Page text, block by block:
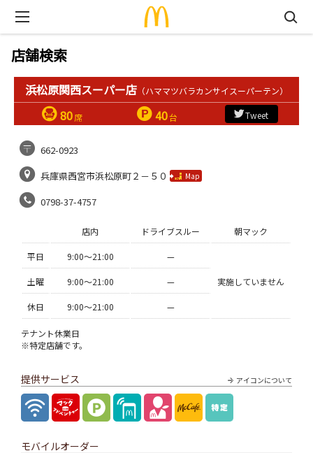
店舗検索
浜松原関西スーパー店 （ハママツバラカンサイスーパーテン）
80席 40台 Tweet
662-0923
兵庫県西宮市浜松原町２－５０
Map
0798-37-4757
店内 ドライブスルー 朝マック
平日 9:00〜21:00 —
実施していません
土曜 9:00〜21:00 —
休日 9:00〜21:00 —
テナント休業日
※特定店舗です。
アイコンについて
提供サービス
モバイルオーダー